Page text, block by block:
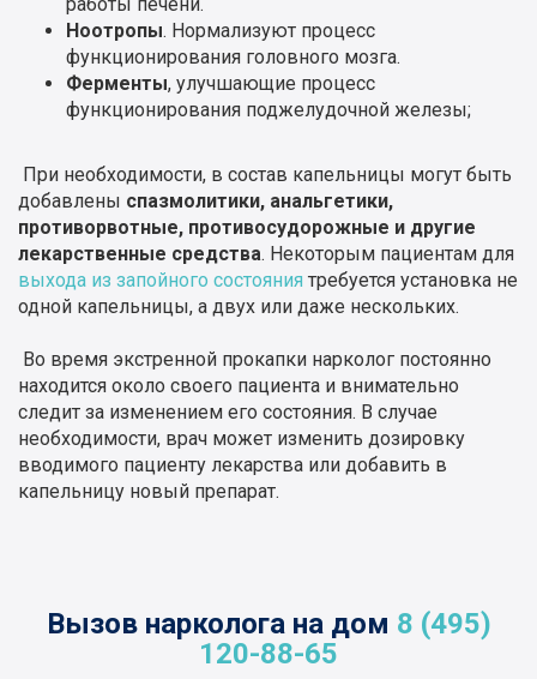
Ноотропы. Нормализуют процесс
функционирования головного мозга.
Ферменты, улучшающие процесс
функционирования поджелудочной железы;
При необходимости, в состав капельницы могут быть
добавлены спазмолитики, анальгетики,
противорвотные, противосудорожные и другие
лекарственные средства. Некоторым пациентам для
выхода из запойного состояния требуется установка не
одной капельницы, а двух или даже нескольких.
Во время экстренной прокапки нарколог постоянно
находится около своего пациента и внимательно
следит за изменением его состояния. В случае
необходимости, врач может изменить дозировку
вводимого пациенту лекарства или добавить в
капельницу новый препарат.
Вызов нарколога на дом 8 (495)
120-88-65